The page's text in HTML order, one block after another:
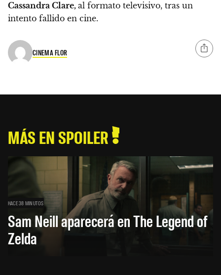
Cassandra Clare, al formato televisivo, tras un
intento fallido en cine.
CINEMA FLOR
MÁS EN SPOILER
HACE 38 MINUTOS
Sam Neill aparecerá en The Legend of
Zelda